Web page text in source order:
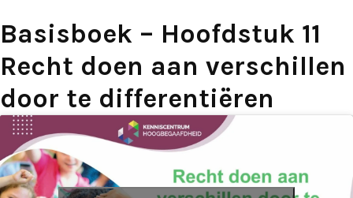
Basisboek – Hoofdstuk 11
Recht doen aan verschillen
door te differentiëren